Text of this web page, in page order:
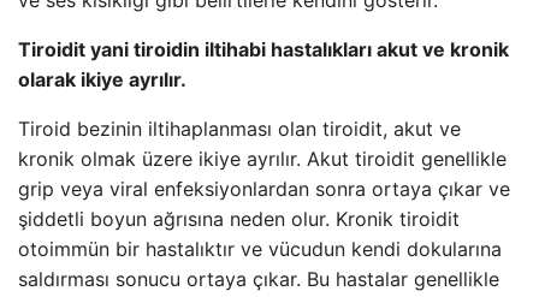
Tiroidit yani tiroidin iltihabi hastalıkları akut ve kronik
olarak ikiye ayrılır.
Tiroid bezinin iltihaplanması olan tiroidit, akut ve
kronik olmak üzere ikiye ayrılır. Akut tiroidit genellikle
grip veya viral enfeksiyonlardan sonra ortaya çıkar ve
şiddetli boyun ağrısına neden olur. Kronik tiroidit
otoimmün bir hastalıktır ve vücudun kendi dokularına
saldırması sonucu ortaya çıkar. Bu hastalar genellikle